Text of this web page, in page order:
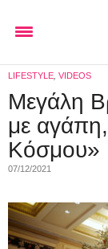
LIFESTYLE VIDEOS
Μεγάλη
με
Κόσμου»
07/12/2021